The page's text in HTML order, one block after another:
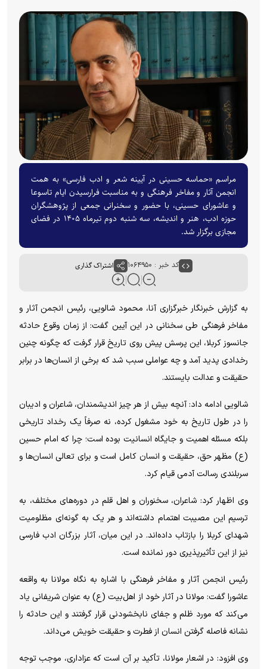
مراسم «حماسه حسینی در آیینه شعر و ادب فارسی» به همت
انجمن آثار و مفاخر فرهنگی و به مناسبت فرارسیدن ایام تاسوعا
و عاشورای حسینی، با حضور و سخنرانی جمعی از پژوهشگران
حوزه ادب، هنر و اندیشه، سه شنبه دوم تیرماه ۱۴۰۵ در فضای
مجازی برگزار شد.
کد خبر : ۱۰۶۴۹۵۰ اشتراک گذاری
به گزارش خبرنگار خبرگزاری آنا، محمود شالویی، رئیس انجمن آثار و
مفاخر فرهنگی طی سخنانی در این آیین گفت: از زمان وقوع حادثه
جانسوز کربلا، این پرسش پیش روی تاریخ قرار گرفت که چگونه چنین
رخدادی پدید آمد و چه عواملی سبب شد که برخی از انسان‌ها در برابر
حقیقت و عدالت بایستند.
شالویی ادامه داد: آنچه بیش از هر چیز اندیشمندان، شاعران و ادیبان
را در طول تاریخ به خود مشغول کرده، نه صرفاً یک رخداد تاریخی
بلکه مسئله اهمیت و جایگاه انسانیت بوده است؛ چرا که امام حسین
(ع) مظهر حق، حقیقت و انسان کامل است و برای تعالی انسان‌ها و
سربلندی رسالت آدمی قیام کرد.
وی اظهار کرد: شاعران، سخنوران و اهل قلم در دوره‌های مختلف، به
ترسیم این مصیبت اهتمام داشته‌اند و هر یک به گونه‌ای مظلومیت
شهدای کربلا را بازتاب داده‌اند. در این میان، آثار بزرگان ادب فارسی
نیز از این تأثیرپذیری دور نمانده است.
رئیس انجمن آثار و مفاخر فرهنگی با اشاره به نگاه مولانا به واقعه
عاشورا گفت: مولانا در آثار خود از اهل‌بیت (ع) به عنوان شریفانی یاد
می‌کند که مورد ظلم و جفای نابخشودنی قرار گرفتند و این حادثه را
نشانه فاصله گرفتن انسان از فطرت و حقیقت خویش می‌داند.
وی افزود: در اشعار مولانا، تأکید بر آن است که عزاداری، موجب توجه